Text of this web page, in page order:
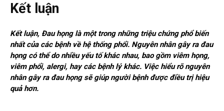
Kết luận
Kết luận, Đau họng là một trong những triệu chứng phổ biến
nhất của các bệnh về hệ thống phổi. Nguyên nhân gây ra đau
họng có thể do nhiều yếu tố khác nhau, bao gồm viêm họng,
viêm phổi, alergi, hay các bệnh lý khác. Việc hiểu rõ nguyên
nhân gây ra đau họng sẽ giúp người bệnh được điều trị hiệu
quả hơn.